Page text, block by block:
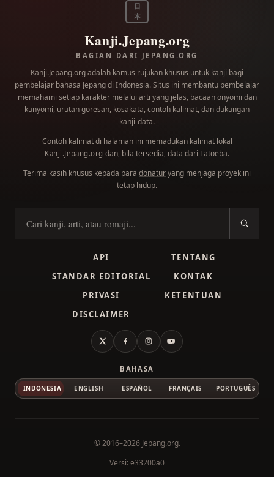
日
本
Kanji.Jepang.org
BAGIAN DARI JEPANG.ORG
Kanji.Jepang.org adalah kamus rujukan khusus untuk kanji bagi
pembelajar bahasa Jepang di Indonesia. Situs ini membantu pembelajar
memahami setiap karakter melalui arti yang jelas, bacaan onyomi dan
kunyomi, urutan goresan, kosakata, contoh kalimat, dan dukungan
kanji-data.
Contoh kalimat di halaman ini memadukan kalimat lokal
Kanji.Jepang.org dan, bila tersedia, data dari Tatoeba.
Terima kasih khusus kepada para donaturyang menjaga proyek ini
tetap hidup.
Cari kanji
API
TENTANG
STANDAR EDITORIAL
KONTAK
PRIVASI
KETENTUAN
DISCLAIMER
X FacebookInstagramYouTube
BAHASA
INDONESIA ENGLISH ESPAÑOL FRANÇAIS PORTUGUÊS
© 2016–2026 Jepang.org.
Versi: e33200a0